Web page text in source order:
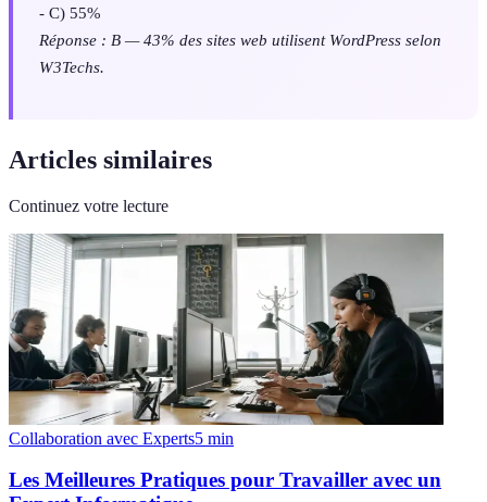
- C) 55%
Réponse : B — 43% des sites web utilisent WordPress selon
W3Techs.
Articles similaires
Continuez votre lecture
Collaboration avec Experts5 min
Les Meilleures Pratiques pour Travailler avec un